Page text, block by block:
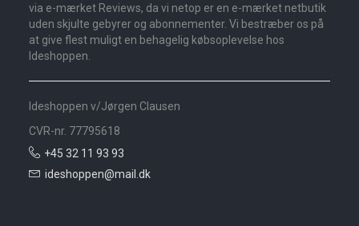
via e-mærket Reviews, da vi netop er en e-mærket netbutik
uden skjulte gebyrer og abonnementer. Vi bestræber os på
at give flest muligt en behagelig købsoplevelse hos
Ideshoppen.
Ideshoppen v/Jørgen Clausen
CVR-nr. 77795618
+45 32 11 93 93
ideshoppen@mail.dk